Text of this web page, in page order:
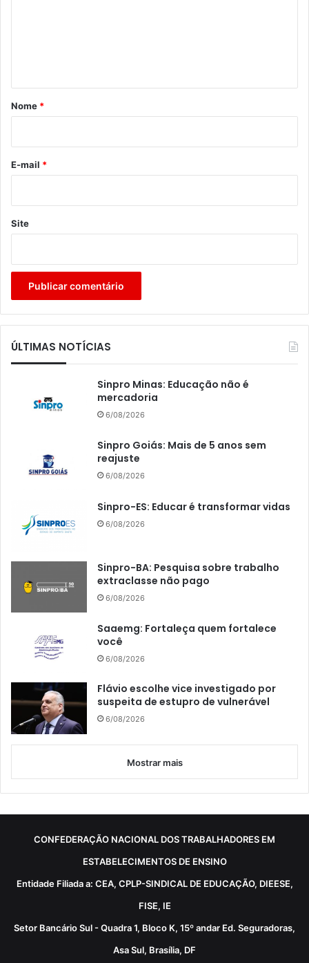
r
*
Nome *
E-mail *
Site
ÚLTIMAS NOTÍCIAS
Sinpro Minas: Educação não é
mercadoria
6/08/2026
Sinpro Goiás: Mais de 5 anos sem
reajuste
6/08/2026
Sinpro-ES: Educar é transformar vidas
6/08/2026
Sinpro-BA: Pesquisa sobre trabalho
extraclasse não pago
6/08/2026
Saaemg: Fortaleça quem fortalece
você
6/08/2026
Flávio escolhe vice investigado por
suspeita de estupro de vulnerável
6/08/2026
Mostrar mais
CONFEDERAÇÃO NACIONAL DOS TRABALHADORES EM
ESTABELECIMENTOS DE ENSINO
Entidade Filiada a: CEA, CPLP-SINDICAL DE EDUCAÇÃO, DIEESE,
FISE, IE
Setor Bancário Sul - Quadra 1, Bloco K, 15º andar Ed. Seguradoras,
Asa Sul, Brasília, DF